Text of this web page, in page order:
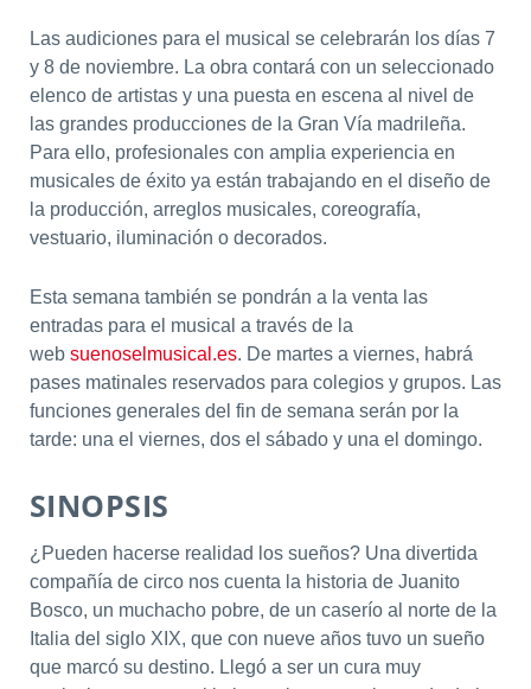
Las audiciones para el musical se celebrarán los días 7
y 8 de noviembre. La obra contará con un seleccionado
elenco de artistas y una puesta en escena al nivel de
las grandes producciones de la Gran Vía madrileña.
Para ello, profesionales con amplia experiencia en
musicales de éxito ya están trabajando en el diseño de
la producción, arreglos musicales, coreografía,
vestuario, iluminación o decorados.
Esta semana también se pondrán a la venta las
entradas para el musical a través de la
web suenoselmusical.es. De martes a viernes, habrá
pases matinales reservados para colegios y grupos. Las
funciones generales del fin de semana serán por la
tarde: una el viernes, dos el sábado y una el domingo.
SINOPSIS
¿Pueden hacerse realidad los sueños? Una divertida
compañía de circo nos cuenta la historia de Juanito
Bosco, un muchacho pobre, de un caserío al norte de la
Italia del siglo XIX, que con nueve años tuvo un sueño
que marcó su destino. Llegó a ser un cura muy